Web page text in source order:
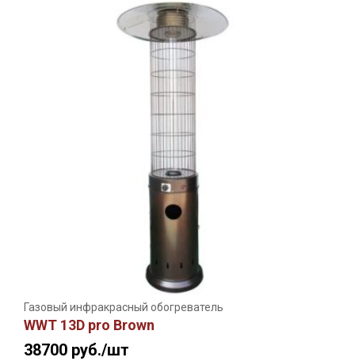
Газовый инфракрасный обогреватель
WWT 13D pro Brown
38700 руб./шт